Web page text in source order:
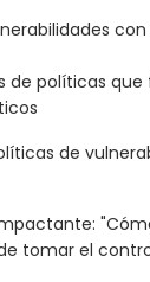
de políticas
de
tomar el